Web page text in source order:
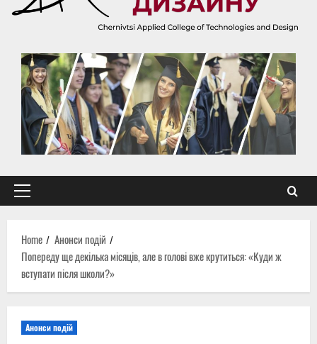
Primary
Home
Анонси подій
Попереду ще декілька місяців, але в голові вже крутиться: «Куди ж
вступати після школи?»
Анонси подій